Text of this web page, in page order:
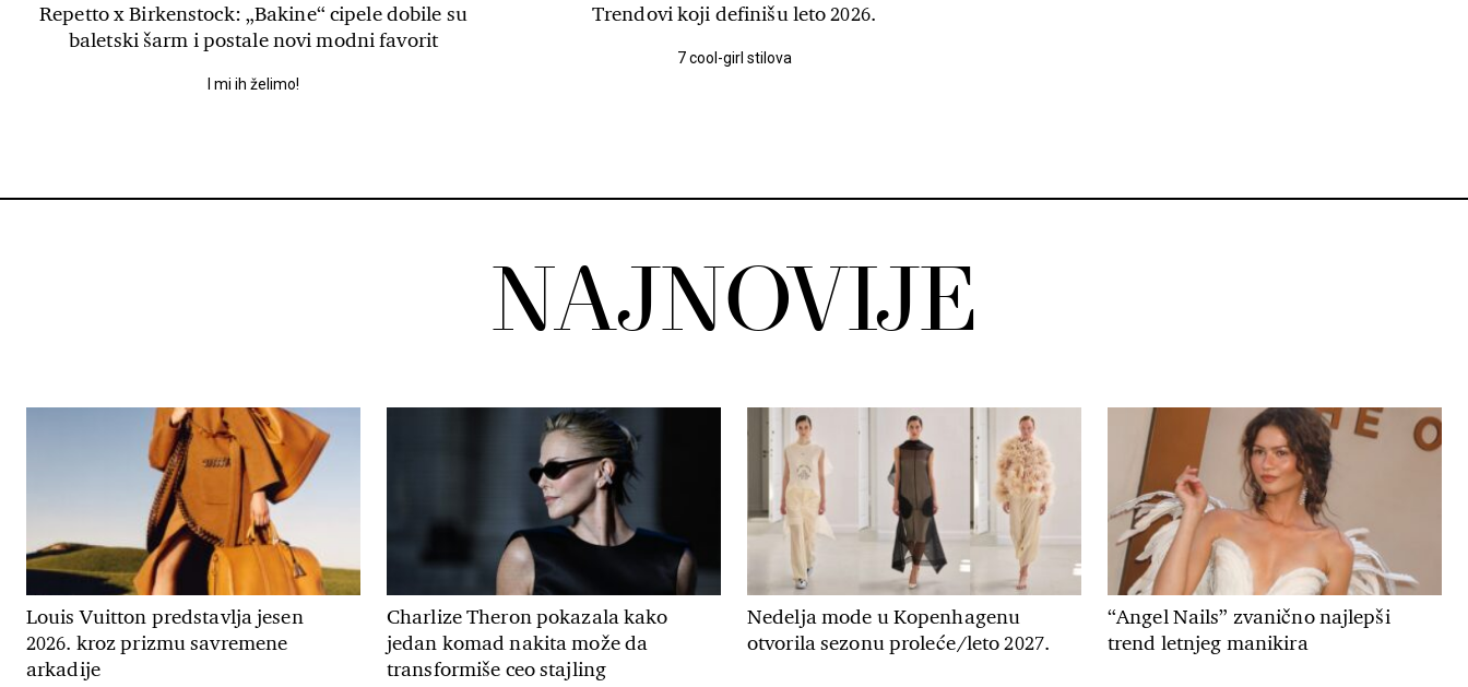
Repetto x Birkenstock: „Bakine“ cipele dobile su
baletski šarm i postale novi modni favorit
I mi ih želimo!
Trendovi koji definišu leto 2026.
7 cool-girl stilova
NAJNOVIJE
Louis Vuitton predstavlja jesen
2026. kroz prizmu savremene
arkadije
Charlize Theron pokazala kako
jedan komad nakita može da
transformiše ceo stajling
Nedelja mode u Kopenhagenu
otvorila sezonu proleće/leto 2027.
“Angel Nails” zvanično najlepši
trend letnjeg manikira